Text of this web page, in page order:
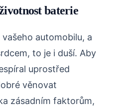
baterie
automobilu, a
to je i duší. Aby
uprostřed
věnovat
zásadním faktorům,